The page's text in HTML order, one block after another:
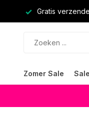
Gratis
Zomer Sale